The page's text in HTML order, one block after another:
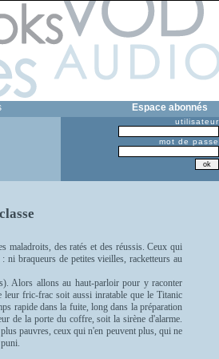
Espace abonnés
utilisateur
mot de passe
maladroits, des ratés et des réussis. Ceux qui
ni braqueurs de petites vieilles, racketteurs au
Alors allons au haut-parloir pour y raconter
leur fric-frac soit aussi inratable que le Titanic
rapide dans la fuite, long dans la préparation
de la porte du coffre, soit la sirène d'alarme.
pauvres, ceux qui n'en peuvent plus, qui ne